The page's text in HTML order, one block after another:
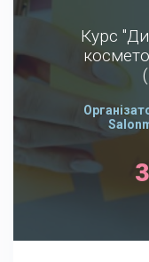
Курс